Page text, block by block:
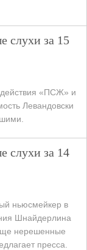
слухи за 15
«ПСЖ» и
Левандовски
слухи за 14
ньюсмейкер в
Шнайдерлина
нерешенные
пресса.